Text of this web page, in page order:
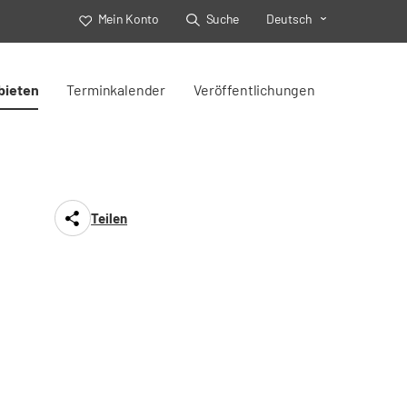
Mein Konto Suche Toggle Select
Deutsch
Terminkalender Veröffentlichungen
Teilen